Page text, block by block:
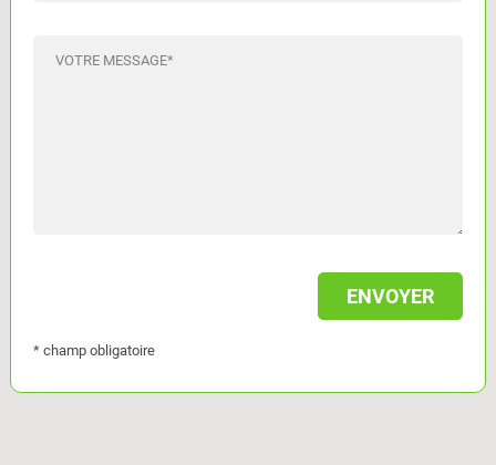
VOTRE MESSAGE*
* champ obligatoire